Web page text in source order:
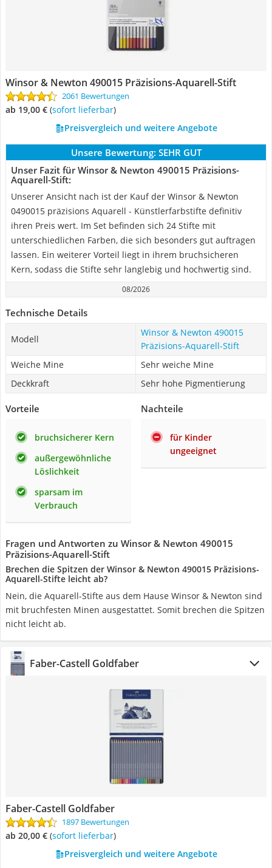
Winsor & Newton 490015 Präzisions-Aquarell-Stift
2061 Bewertungen
ab 19,00 € ( Sofort lieferbar)
Preisvergleich und weitere Angebote
Unsere Bewertung: SEHR GUT
Unser Fazit für Winsor & Newton 490015 Präzisions-
Aquarell-Stift:
Unserer Ansicht nach ist der Kauf der Winsor & Newton
0490015 präzisions Aquarell - Künstlerfarbstifte definitiv
ihren Preis wert. Im Set befinden sich 24 Stifte mit
unterschiedlichen Farben, die sich besonders gut auftragen
lassen. Ein weiterer Vorteil liegt in ihrem bruchsicheren
Kern, sodass die Stifte sehr langlebig und hochwertig sind.
08/2026
Technische Details
Modell
Winsor & Newton 490015
Präzisions-Aquarell-Stift
Weiche Mine
Sehr weiche Mine
Deckkraft
Sehr hohe Pigmentierung
Vorteile
bruchsicherer Kern
außergewöhnliche
Löslichkeit
sparsam im
Verbrauch
Nachteile
für Kinder
ungeeignet
Fragen und Antworten zu Winsor & Newton 490015
Präzisions-Aquarell-Stift
Brechen die Spitzen der Winsor & Newton 490015 Präzisions-
Aquarell-Stifte leicht ab?
Nein, die Aquarell-Stifte aus dem Hause Winsor & Newton sind
mit bruchfesten Minen ausgestattet. Somit brechen die Spitzen
nicht leicht ab.
Faber-Castell Goldfaber
Faber-Castell Goldfaber
1897 Bewertungen
ab 20,00 € ( Sofort lieferbar)
Preisvergleich und weitere Angebote